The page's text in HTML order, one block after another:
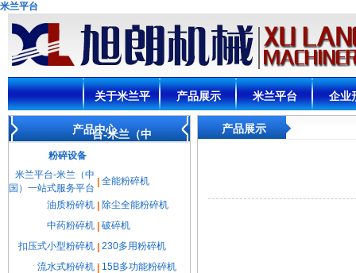
米兰平台
关于米兰平
台-米兰（中
服务平台
产品展示 米兰平台 企业
产品中心
粉碎设备
米兰平台-米兰（中
国）一站式服务平台
全能粉碎机
油质粉碎机
除尘全能粉碎机
中药粉碎机
破碎机
扣压式小型粉碎机
230多用粉碎机
流水式粉碎机
15B多功能粉碎机
产品展示